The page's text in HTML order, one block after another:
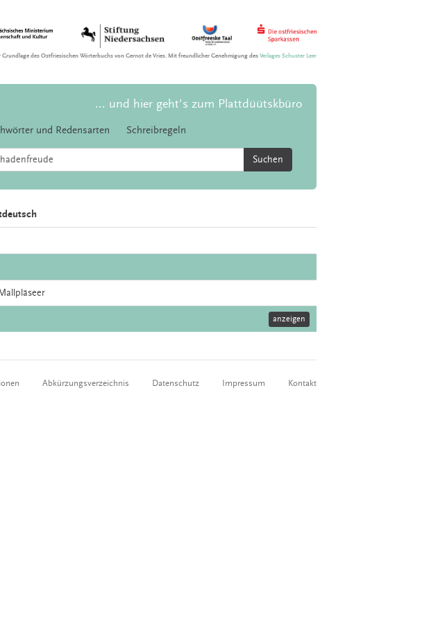
Grundlage des Ostfriesischen Wörterbuchs von Gernot de Vries. Mit freundlicher Genehmigung desVerlages Schuster Leer
... und hier geht's zum Plattdüütskbüro
und Redensarten Schreibregeln
Suchen
Mallpläseer
anzeigen
Abkürzungsverzeichnis Datenschutz Impressum Kontakt